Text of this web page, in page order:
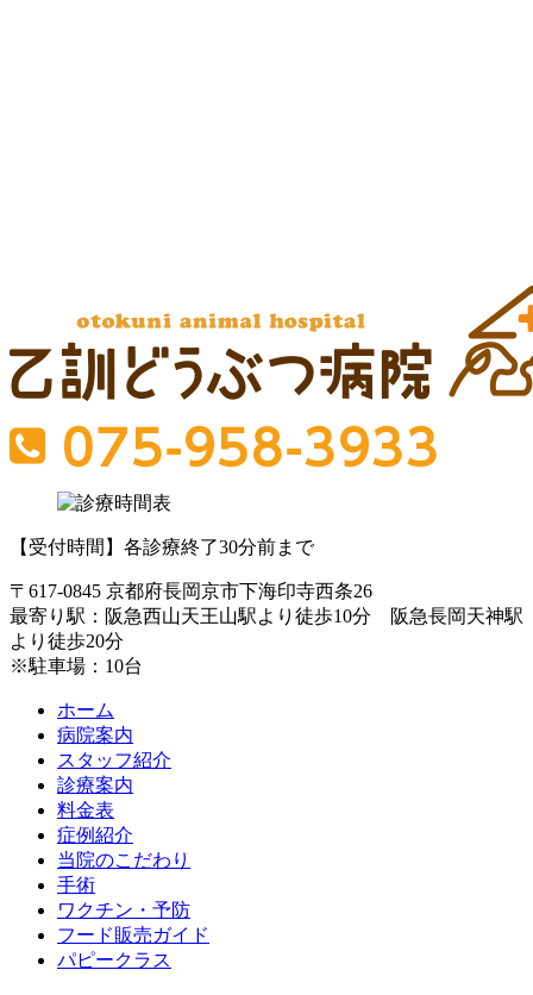
【受付時間】各診療終了30分前まで
〒617-0845 京都府長岡京市下海印寺西条26
最寄り駅：阪急西山天王山駅より徒歩10分 阪急長岡天神駅
より徒歩20分
※駐車場：10台
ホーム
病院案内
スタッフ紹介
診療案内
料金表
症例紹介
当院のこだわり
手術
ワクチン・予防
フード販売ガイド
パピークラス